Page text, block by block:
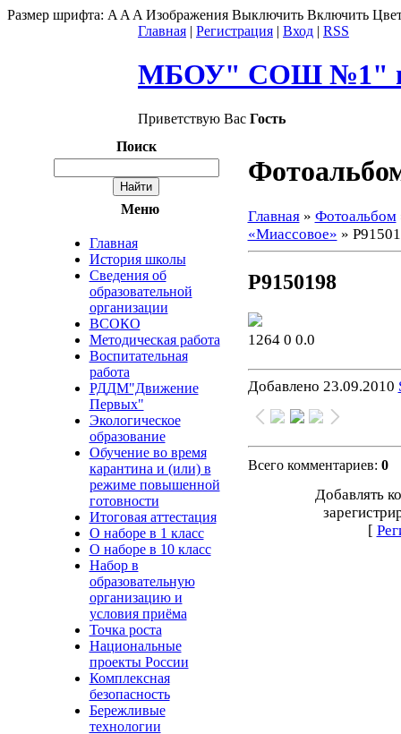
Размер шрифта: A A A Изображения Выключить Включить
Главная | Регистрация | Вход | RSS
МБОУ" СОШ №1"
Приветствую Вас Гость
Поиск
Меню
Главная
История школы
Сведения об
образовательной
организации
ВСОКО
Методическая работа
Воспитательная
работа
РДДМ"Движение
Первых"
Экологическое
образование
Обучение во время
карантина и (или) в
режиме повышенной
готовности
Итоговая аттестация
О наборе в 1 класс
О наборе в 10 класс
Набор в
образовательную
организацию и
условия приёма
Точка роста
Национальные
проекты России
Комплексная
безопасность
Бережливые
технологии
Главная» Фотоальбом
«Миассовое» »
P9150198
1264 0 0.0
Добавлено 23.09.2010
Всего комментариев: 0
Добавлять
[